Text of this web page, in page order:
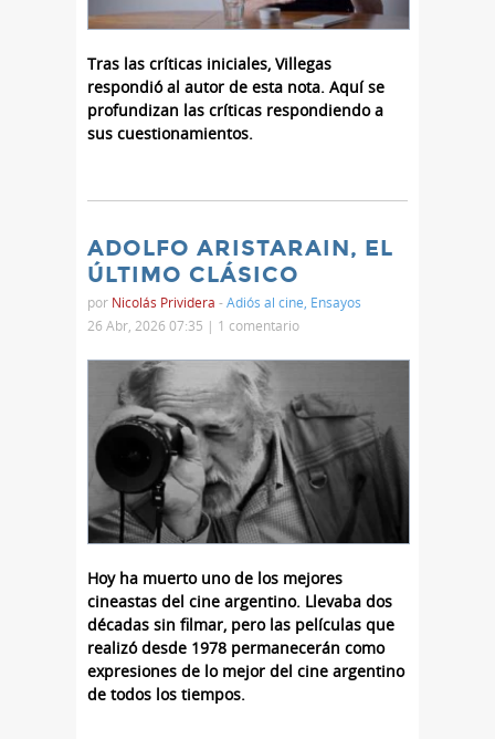
Tras las críticas iniciales, Villegas
respondió al autor de esta nota. Aquí se
profundizan las críticas respondiendo a
sus cuestionamientos.
ADOLFO ARISTARAIN, EL
ÚLTIMO CLÁSICO
por Nicolás Prividera -Adiós al cine Ensayos
26 Abr, 2026 07:35 | 1 comentario
Hoy ha muerto uno de los mejores
cineastas del cine argentino. Llevaba dos
décadas sin filmar, pero las películas que
realizó desde 1978 permanecerán como
expresiones de lo mejor del cine argentino
de todos los tiempos.